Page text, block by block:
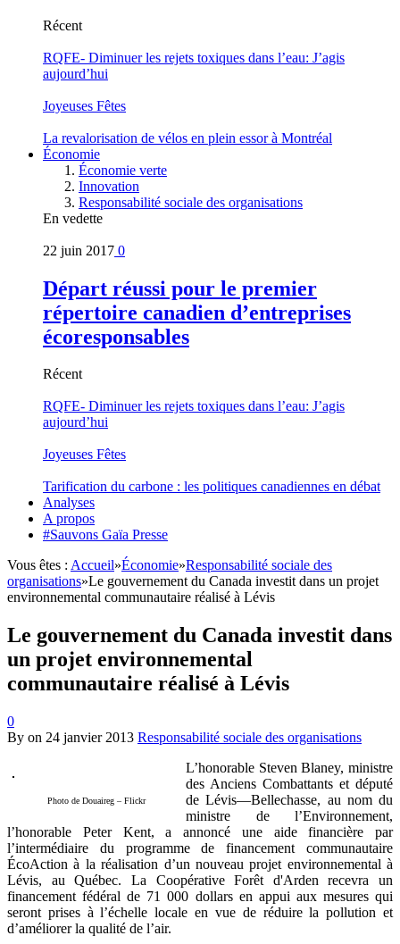
Récent
RQFE- Diminuer les rejets toxiques dans l’eau: J’agis
aujourd’hui
Joyeuses Fêtes
La revalorisation de vélos en plein essor à Montréal
Économie
Économie verte
Innovation
Responsabilité sociale des organisations
En vedette
22 juin 2017 0
Départ réussi pour le premier
répertoire canadien d’entreprises
écoresponsables
Récent
RQFE- Diminuer les rejets toxiques dans l’eau: J’agis
aujourd’hui
Joyeuses Fêtes
Tarification du carbone : les politiques canadiennes en débat
Analyses
A propos
#Sauvons Gaïa Presse
Vous êtes : Accueil»Économie»Responsabilité sociale des
organisations»Le gouvernement du Canada investit dans un projet
environnemental communautaire réalisé à Lévis
Le gouvernement du Canada investit dans
un projet environnemental
communautaire réalisé à Lévis
0
By on 24 janvier 2013 Responsabilité sociale des organisations
Photo de Douaireg – Flickr
L’honorable Steven Blaney, ministre
des Anciens Combattants et député
de Lévis—Bellechasse, au nom du
ministre de l’Environnement,
l’honorable Peter Kent, a annoncé une aide financière par
l’intermédiaire du programme de financement communautaire
ÉcoAction à la réalisation d’un nouveau projet environnemental à
Lévis, au Québec. La Coopérative Forêt d'Arden recevra un
financement fédéral de 71 000 dollars en appui aux mesures qui
seront prises à l’échelle locale en vue de réduire la pollution et
d’améliorer la qualité de l’air.